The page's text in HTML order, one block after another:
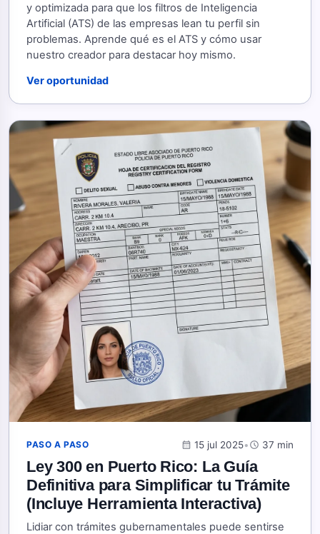
y optimizada para que los filtros de Inteligencia
Artificial (ATS) de las empresas lean tu perfil sin
problemas. Aprende qué es el ATS y cómo usar
nuestro creador para destacar hoy mismo.
Ver oportunidad
PASO A PASO calendar_month 15 jul 2025•schedule 37 min
Ley 300 en Puerto Rico: La Guía
Definitiva para Simplificar tu Trámite
(Incluye Herramienta Interactiva)
Lidiar con trámites gubernamentales puede sentirse